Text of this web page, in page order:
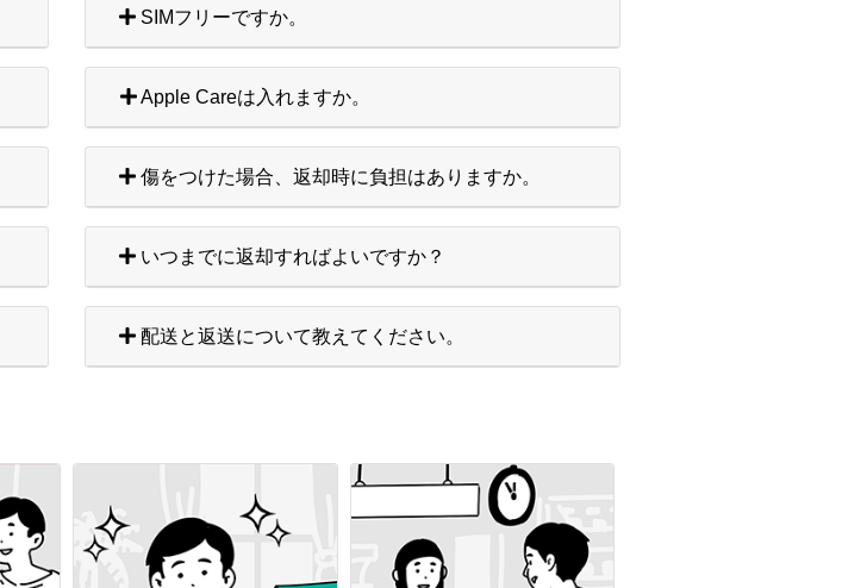
SIMフリーですか。
Apple Careは入れますか。
傷をつけた場合、返却時に負担はありますか。
いつまでに返却すればよいですか？
配送と返送について教えてください。